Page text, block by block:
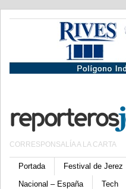
CORRESPONSALÍA A LA CARTA
Portada Festival de Jerez
Nacional – España
Tech